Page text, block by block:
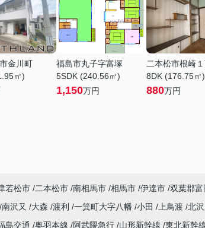
金川町
㎡)
福島市丸子字富塚
5SDK (240.56㎡)
1,150万円
二本松市根崎１
8DK (176.75㎡)
880万円
若松市 二本松市 南相馬市 相馬市 伊達市 双葉郡富
南沢又 大森 渡利 一箕町大字八幡 小田 上鳥渡 北沢
島交通 奥羽本線 阿武隈急行 山形新幹線 東北新幹